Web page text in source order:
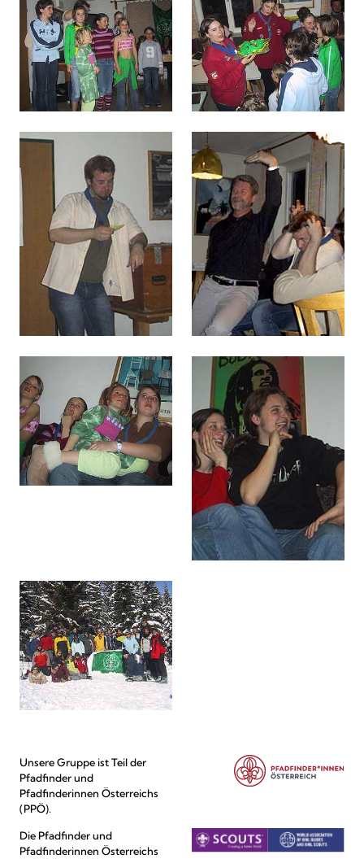
Unsere Gruppe ist Teil der
Pfadfinder und
Pfadfinderinnen Österreichs
(PPÖ).
Die Pfadfinder und
Pfadfinderinnen Österreichs